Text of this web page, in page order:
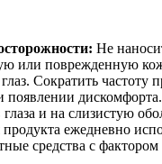
Не
или поврежденную
Сократить частоту
появлении
и на слизистую
ежедневно
средства с